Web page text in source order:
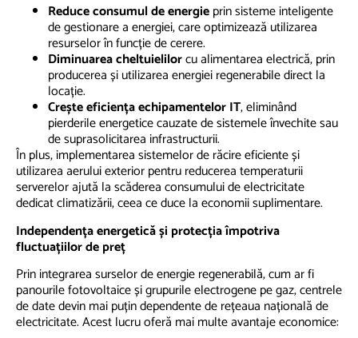
Reduce consumul de energieprin sisteme inteligente
de gestionare a energiei, care optimizează utilizarea
resurselor în funcție de cerere.
Diminuarea cheltuielilorcu alimentarea electrică, prin
producerea și utilizarea energiei regenerabile direct la
locație.
Crește eficiența echipamentelor IT, eliminând
pierderile energetice cauzate de sistemele învechite sau
de suprasolicitarea infrastructurii.
În plus, implementarea sistemelor de răcire eficiente și
utilizarea aerului exterior pentru reducerea temperaturii
serverelor ajută la scăderea consumului de electricitate
dedicat climatizării, ceea ce duce la economii suplimentare.
Independența energetică și protecția împotriva
fluctuațiilor de preț
Prin integrarea surselor de energie regenerabilă, cum ar fi
panourile fotovoltaice și grupurile electrogene pe gaz, centrele
de date devin mai puțin dependente de rețeaua națională de
electricitate. Acest lucru oferă mai multe avantaje economice: